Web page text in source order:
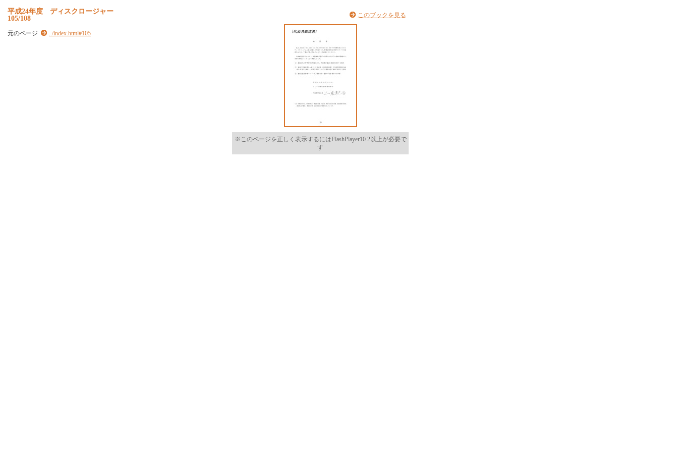
平成24年度 ディ スク ロージャー
105/108
元のページ ../index.html#105
このブックを見る
※このページを正しく表示するにはFlashPlayer10.2以上が必要で
す